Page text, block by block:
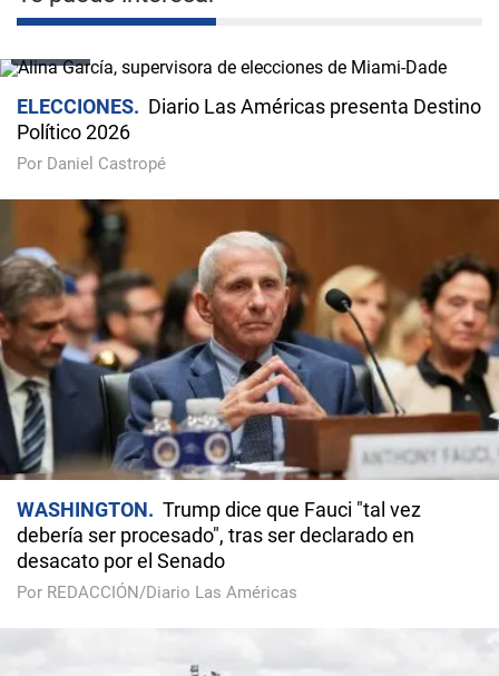
ELECCIONES
Diario Las Américas presenta Destino
Político 2026
Por Daniel Castropé
WASHINGTON
Trump dice que Fauci "tal vez
debería ser procesado", tras ser declarado en
desacato por el Senado
Por REDACCIÓN/Diario Las Américas